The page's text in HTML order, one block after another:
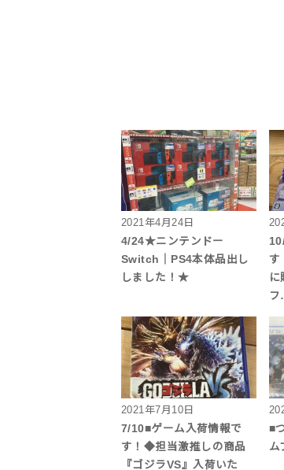
2021年4月24日
4/24★ニンテンドー
Switch｜PS4本体品出し
しました！★
す
に
2021年7月10日
7/10■ゲーム入荷情報で
す！◆担当激推しの商品
『ゴジラVS』入荷いた
■
ム